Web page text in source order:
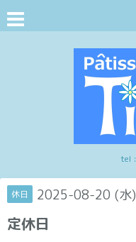
tel :
休日 2025-08-20 (水)
定休日